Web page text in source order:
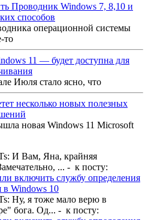
Проводник Windows 7, 8,10 и
способов
операционной системы
то
11 — будет доступна для
Июля стало ясно, что
несколько новых полезных
новая Windows 11 Microsoft
: И Вам, Яна, крайняя
... - к посту:
включить службу определения
в Windows 10
: Ну, я тоже мало верю в
бога. Од... - к посту: